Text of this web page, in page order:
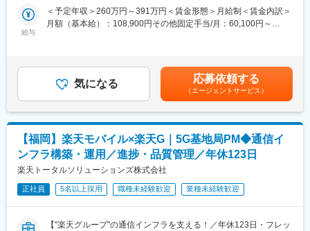
■組織構成：
入社後はまず基礎業務からスタートし、ご経験に応じて担当領域
を広げていただきます。未経験の方も先輩社員のサポートのも
と、専門知識やノウハウを身につけられる環境です。
■当社について
当社はJR四国100％出資のグループ会社として、商業施設や飲食
施設の運営をはじめ、ベーカリー事業、駅弁事業、駐車場事業、
損害保険事業など幅広い事業を展開しています。今後も地域に根
差した街づくりと、安心・満足・笑顔を届けるサービスの提供に
変更の範囲：会社の定める業務
庫業務を中心に、物流の要として地域の食を支える重要なポジシ
ョンです。
日々の業務を通じて、地域社会の安心・安全な食の提供に貢献い
■業務詳細
具体的には、発送業者から届いた常温食料品等の荷受け、検品・
納品先は学校・病院・福祉施設など多岐に渡り、正確かつ効率的
な作業が求められます。
業務には普通自動車運転免許（AT限定不可）が必須となります。
■扱うサービス
業務用食料品、乾物、調味料、冷凍食品など、幅広い食材を扱
給与
＜予定年収＞260万円～391万円＜賃金形態＞月給制＜賃金内訳＞
月額（基本給）：108,900円その他固定手当/月：60,100円～
～1万5千円、前年度実績）賃金はあくまでも目安の金額であり、
選考を通じて上下する可能性があります。月給(月額)は固定手当を
気になる 応募依頼する
（エージェントサービス）
【福岡】楽天モバイル×楽天G｜5G基地局PM◆通信イ
ンフラ構築・運用／進捗・品質管理／年休123日
楽天トータルソリューションズ株式会社
正社員 5名以上採用 職種未経験歓迎 業種未経験歓迎
【"楽天グループ"の通信インフラを支える！／年休123日・フレッ